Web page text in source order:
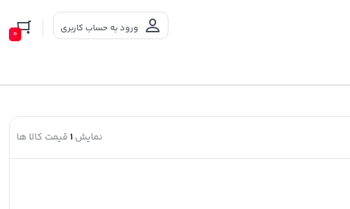
ورود به حساب کاربری 0
نمایش1 قیمت کالا ها